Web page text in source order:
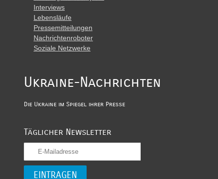
Interviews
Lebensläufe
Pressemitteilungen
Nachrichtenroboter
Soziale Netzwerke
Ukraine-Nachrichten
Die Ukraine im Spiegel ihrer Presse
Täglicher Newsletter